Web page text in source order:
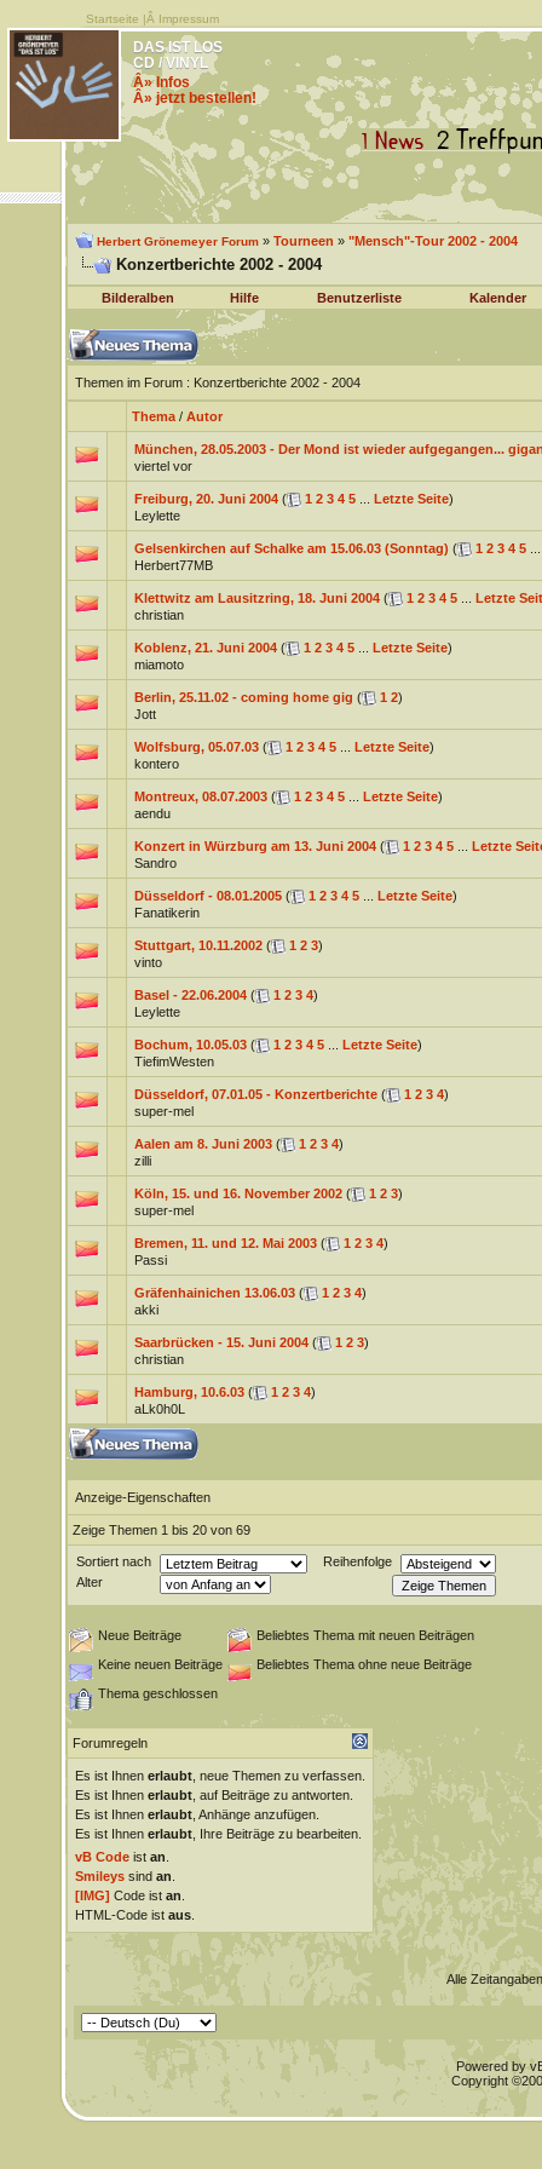
Startseite |Â Impressum
DAS IST LOS
CD / VINYL
Â» Infos
Â» jetzt bestellen!
Herbert Grönemeyer Forum» Tourneen » "Mensch"-Tour 2002 - 2004
Konzertberichte 2002 - 2004
Bilderalben Hilfe Benutzerliste Kalender
Themen im Forum: Konzertberichte 2002 - 2004
Thema/ Autor
München, 28.05.2003 - Der Mond ist wieder aufgegangen...
viertel vor
Freiburg, 20. Juni 2004 ( 1 2 3 4 5... Letzte Seite)
Leylette
Gelsenkirchen auf Schalke am 15.06.03 (Sonntag) ( 1 2 3 4 5
Herbert77MB
Klettwitz am Lausitzring, 18. Juni 2004 ( 1 2 3 4 5... Letzte
christian
Koblenz, 21. Juni 2004 ( 1 2 3 4 5... Letzte Seite)
miamoto
Berlin, 25.11.02 - coming home gig ( 1 2)
Jott
Wolfsburg, 05.07.03 ( 1 2 3 4 5... Letzte Seite)
kontero
Montreux, 08.07.2003 ( 1 2 3 4 5... Letzte Seite)
aendu
Konzert in Würzburg am 13. Juni 2004 ( 1 2 3 4 5... Letzte
Sandro
Düsseldorf - 08.01.2005 ( 1 2 3 4 5... Letzte Seite)
Fanatikerin
Stuttgart, 10.11.2002 ( 1 2 3)
vinto
Basel - 22.06.2004 ( 1 2 3 4)
Leylette
Bochum, 10.05.03 ( 1 2 3 4 5... Letzte Seite)
TiefimWesten
Düsseldorf, 07.01.05 - Konzertberichte ( 1 2 3 4)
super-mel
Aalen am 8. Juni 2003 ( 1 2 3 4)
zilli
Köln, 15. und 16. November 2002 ( 1 2 3)
super-mel
Bremen, 11. und 12. Mai 2003 ( 1 2 3 4)
Passi
Gräfenhainichen 13.06.03 ( 1 2 3 4)
akki
Saarbrücken - 15. Juni 2004 ( 1 2 3)
christian
Hamburg, 10.6.03 ( 1 2 3 4)
aLk0h0L
Anzeige-Eigenschaften
Zeige Themen 1 bis 20 von 69
Sortiert nach
Reihenfolge
Alter
Neue Beiträge
Beliebtes Thema mit neuen Beiträgen
Keine neuen Beiträge
Beliebtes Thema ohne neue Beiträge
Thema geschlossen
Forumregeln
Es ist Ihnen erlaubt, neue Themen zu verfassen.
Es ist Ihnen erlaubt, auf Beiträge zu antworten.
Es ist Ihnen erlaubt, Anhänge anzufügen.
Es ist Ihnen erlaubt, Ihre Beiträge zu bearbeiten.
vB Codeist an
Smileyssind an
[IMG] Code ist an
HTML-Code ist aus.
Alle
Powered by
Copyright